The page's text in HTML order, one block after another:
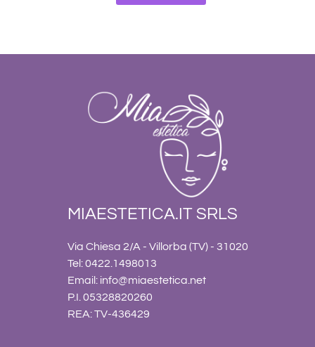
MIAESTETICA.IT SRLS
Via Chiesa 2/A - Villorba (TV) - 31020
Tel: 0422.1498013
Email: info@miaestetica.net
P.I. 05328820260
REA: TV-436429